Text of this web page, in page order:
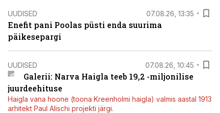
UUDISED 07.08.26, 13:35
Enefit pani Poolas püsti enda suurima
päikesepargi
UUDISED 07.08.26, 10:45
Galerii: Narva Haigla teeb 19,2 -miljonilise
juurdeehituse
Haigla vana hoone (toona Kreenholmi haigla) valmis aastal 1913
arhitekt Paul Alischi projekti järgi.